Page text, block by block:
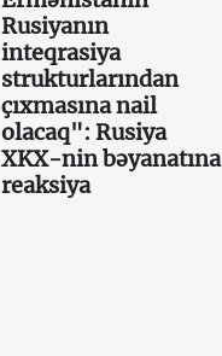
Rusiyanın
inteqrasiya
strukturlarından
çıxmasına nail
olacaq": Rusiya
XKX-nin bəyanatına
reaksiya